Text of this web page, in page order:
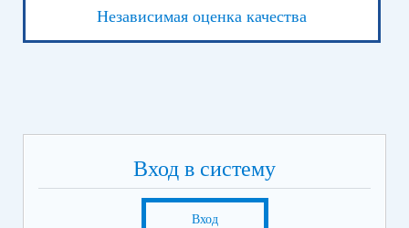
Независимая оценка качества
Вход в систему
Вход